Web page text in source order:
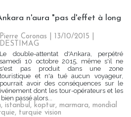
n'aura "pas d'effet à long
Pierre Coronas | 13/10/2015
DESTIMAG
Le double-attentat d'Ankara, perpétré
samedi 10 octobre 2015, même s'il ne
s'est pas produit dans une zone
touristique et n'a tué aucun voyageur,
pourrait avoir des conséquences sur le
dont les tour-opérateurs et les
passé alors...
, istanbul, koptur, marmara, mondial
, turquie vision